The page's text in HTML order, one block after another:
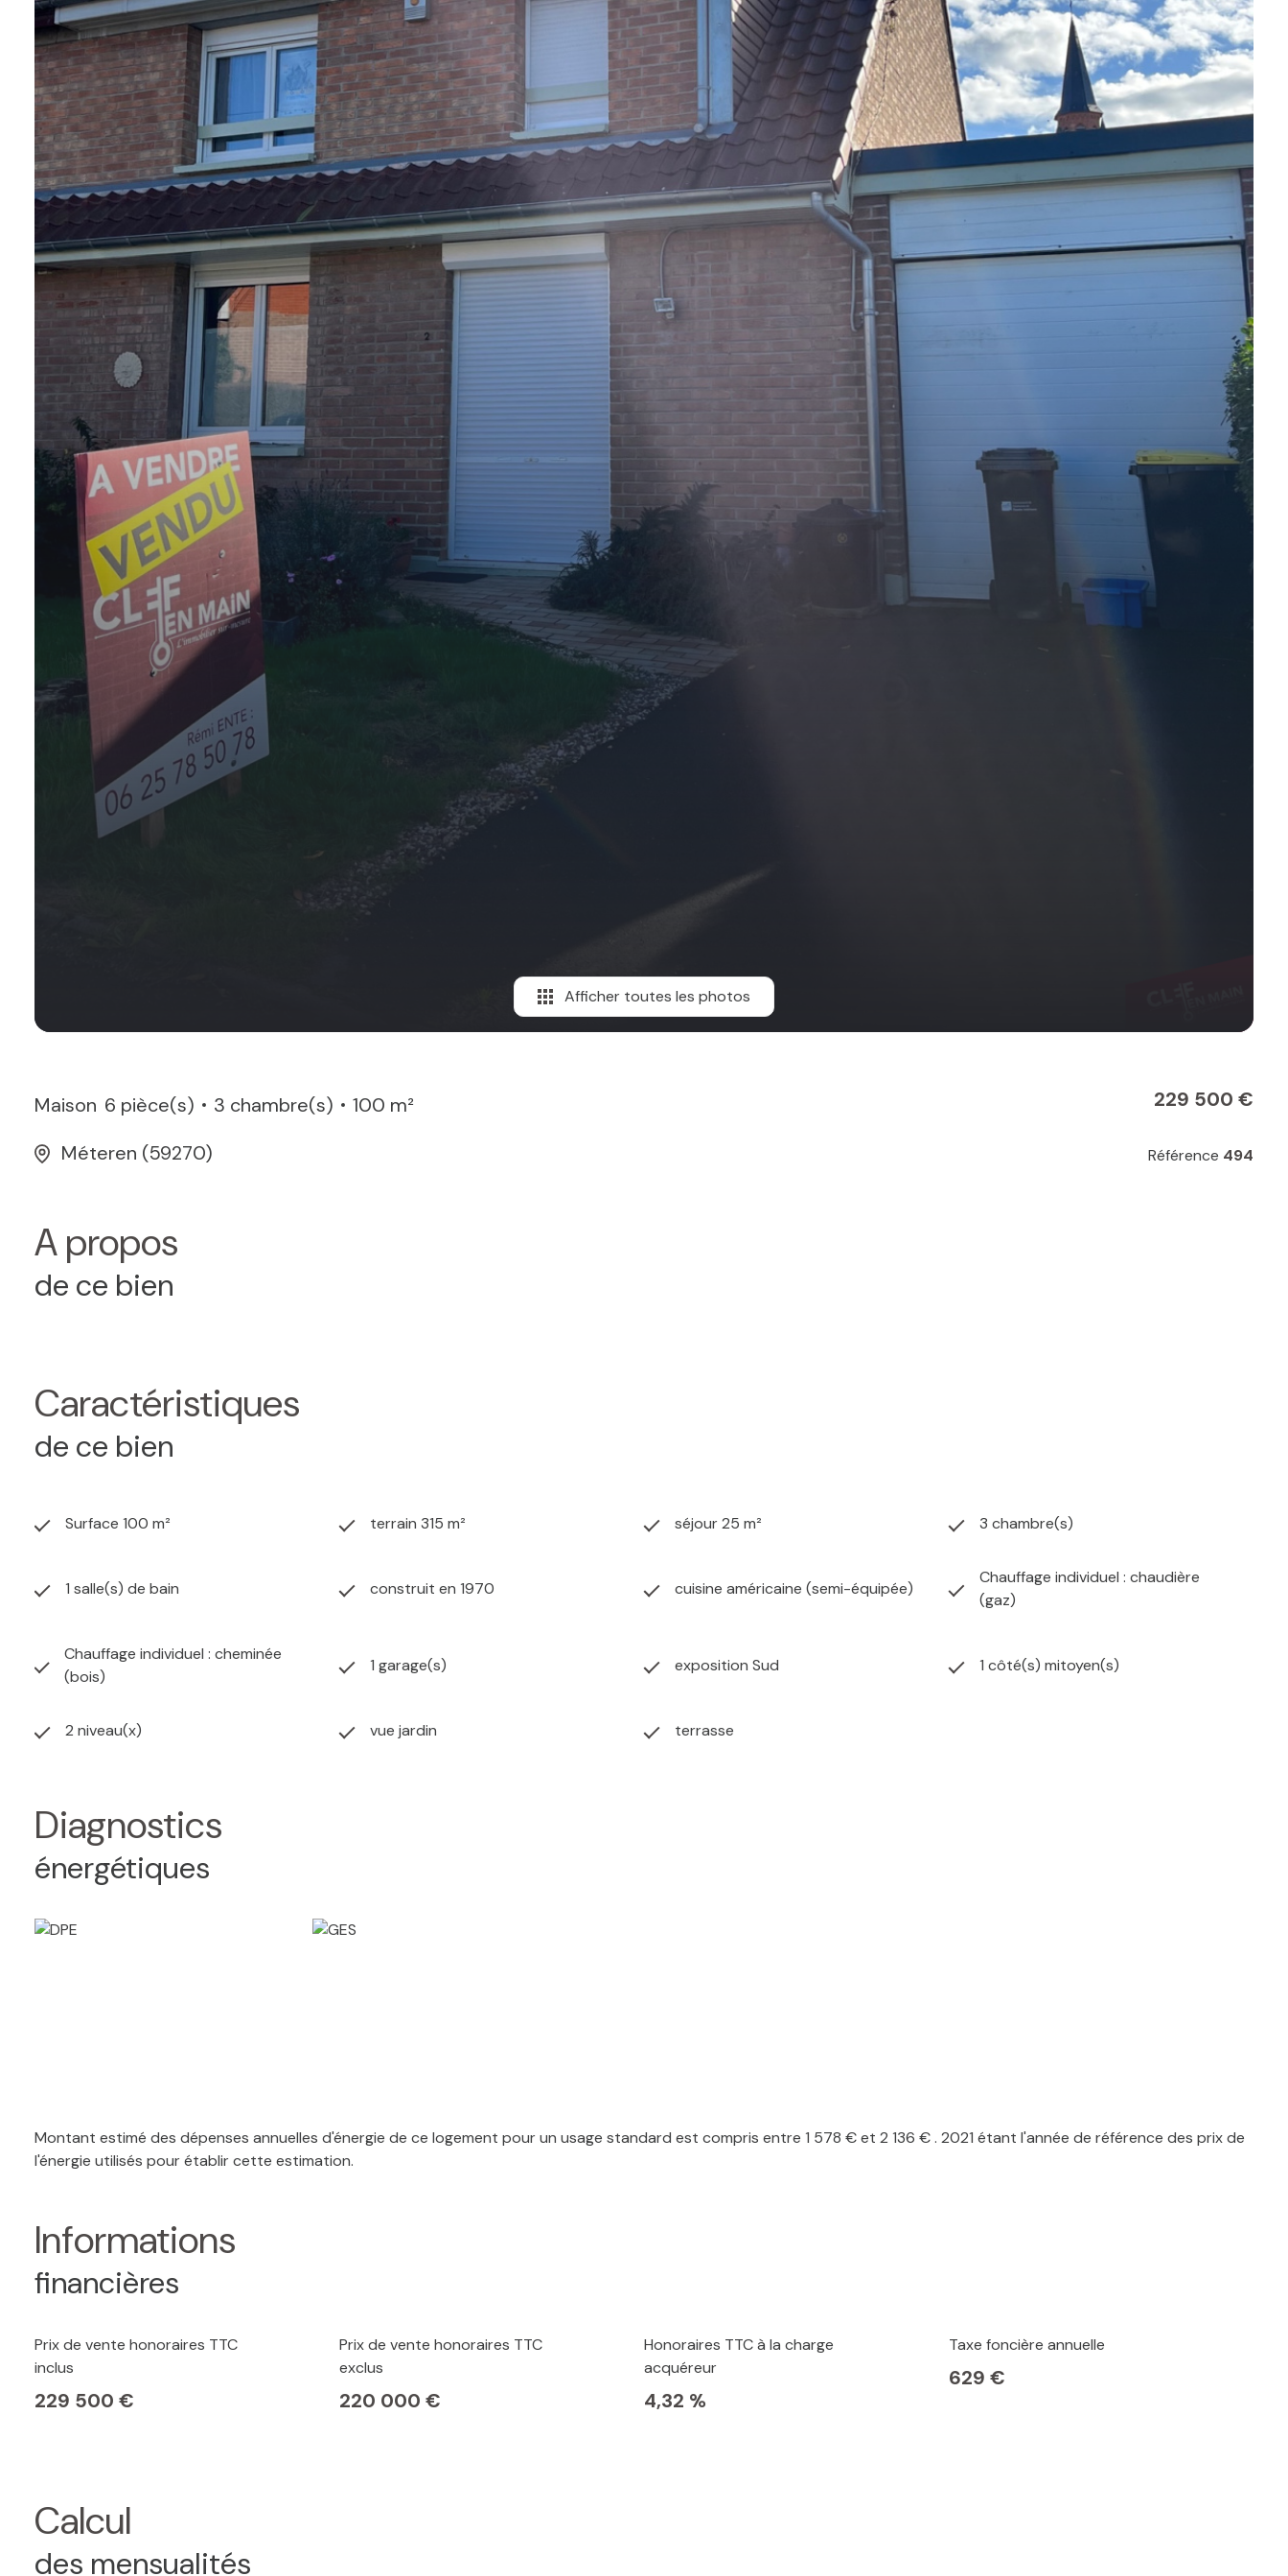
Afficher toutes les photos
Maison 6 pièce(s) 3 chambre(s)
100 m²
Méteren (59270)
229 500 €
Référence 494
A propos
de ce bien
Caractéristiques
de ce bien
Surface 100 m² terrain 315 m² séjour 25 m² 3 chambre(s)
1 salle(s) de bain construit en 1970 cuisine américaine (semi-équipée)
Chauffage individuel : chaudière
(gaz)
Chauffage individuel : cheminée
(bois)
1 garage(s) exposition Sud 1 côté(s) mitoyen(s)
2 niveau(x) vue jardin terrasse
Diagnostics
énergétiques
Montant estimé des dépenses annuelles d'énergie de ce logement pour un usage standard est compris entre 1 578 € et 2 136 € . 2021 étant l'année de référence des prix de
l'énergie utilisés pour établir cette estimation.
Informations
financières
Prix de vente honoraires TTC
inclus
229 500 €
Prix de vente honoraires TTC
exclus
220 000 €
Honoraires TTC à la charge
acquéreur
4,32 %
Taxe foncière annuelle
629 €
Calcul
des mensualités